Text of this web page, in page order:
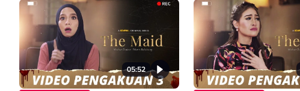
05:52